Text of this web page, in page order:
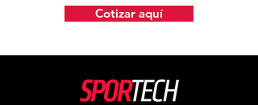
Cotizar aquí